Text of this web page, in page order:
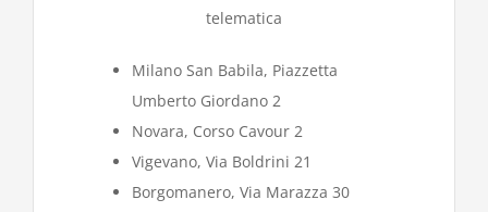
telematica
Milano San Babila, Piazzetta
Umberto Giordano 2
Novara, Corso Cavour 2
Vigevano, Via Boldrini 21
Borgomanero, Via Marazza 30